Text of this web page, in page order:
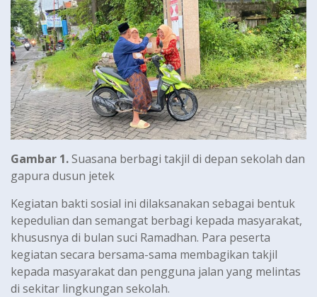
Gambar 1.Suasana berbagi takjil di depan sekolah dan
gapura dusun jetek
Kegiatan bakti sosial ini dilaksanakan sebagai bentuk
kepedulian dan semangat berbagi kepada masyarakat,
khususnya di bulan suci Ramadhan. Para peserta
kegiatan secara bersama-sama membagikan takjil
kepada masyarakat dan pengguna jalan yang melintas
di sekitar lingkungan sekolah.